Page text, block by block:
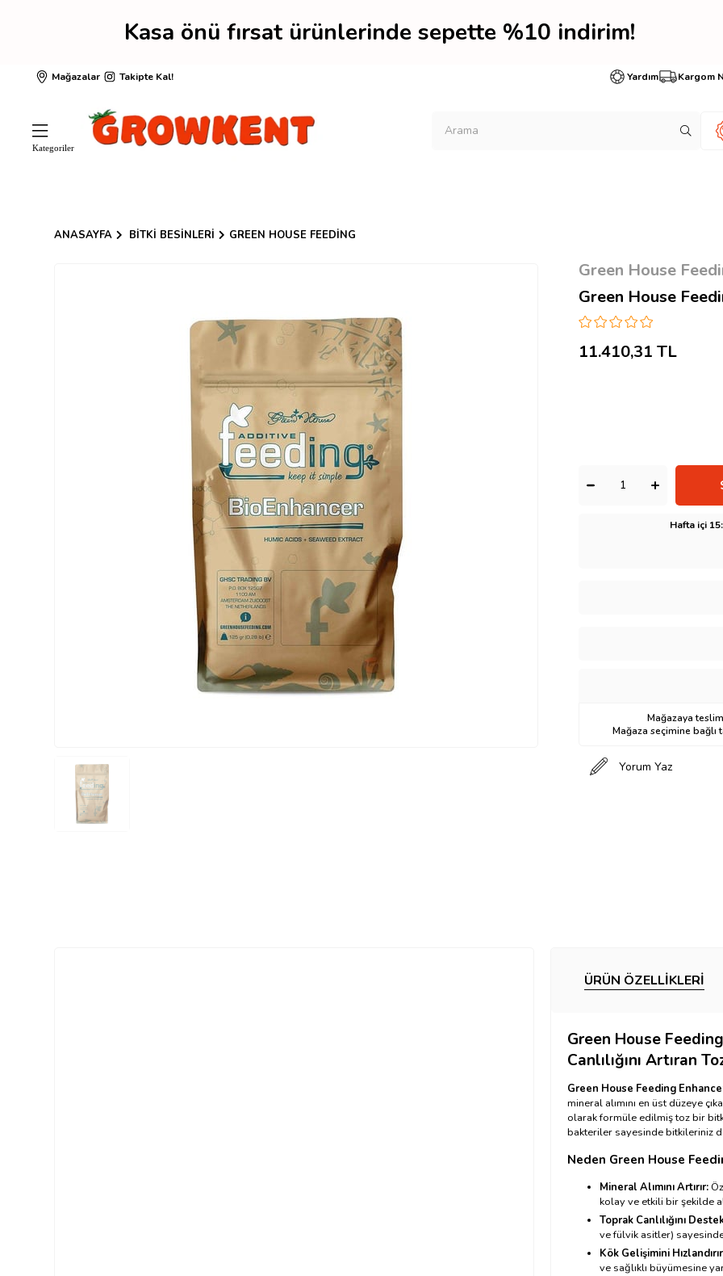
Kasa önü fırsat ürünlerinde sepette %10
Mağazalar Takipte Kal! Yardım Kargom
ANASAYFA BITKI BESINLERI GREEN HOUSE FEEDING
Green House
Green House
11.410,31 TL
Hafta içi
Mağazaya
Mağaza seçimine
Yorum Yaz
ÜRÜN ÖZELLIKLERI
Green House
Canlılığını Artıran
Green House Feeding
mineral alımını en üst düzeye
olarak formüle edilmiş toz bir
bakteriler sayesinde bitkileriniz
Neden Green House
Mineral Alımını Artırır:
kolay ve etkili bir şekilde
Toprak Canlılığını
ve fülvik asitler) sayesinde
Kök Gelişimini
ve sağlıklı büyümesine